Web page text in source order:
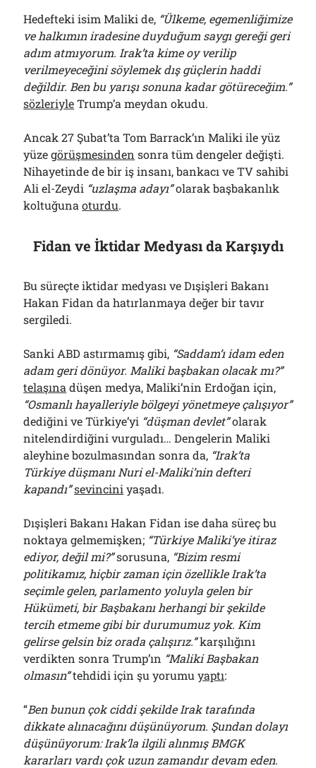
Hedefteki isim Maliki de, “Ülkeme, egemenliğimize
ve halkımın iradesine duyduğum saygı gereği geri
adım atmıyorum. Irak’ta kime oy verilip
verilmeyeceğini söylemek dış güçlerin haddi
değildir. Ben bu yarışı sonuna kadar götüreceğim.”
sözleriyleTrump’a meydan okudu.
Ancak 27 Şubat’ta Tom Barrack’ın Maliki ile yüz
yüzegörüşmesinden sonra tüm dengeler değişti.
Nihayetinde de bir iş insanı, bankacı ve TV sahibi
Ali el-Zeydi “uzlaşma adayı”olarak başbakanlık
koltuğunaoturdu.
Fidan ve İktidar Medyası da Karşıydı
Bu süreçte iktidar medyası ve Dışişleri Bakanı
Hakan Fidan da hatırlanmaya değer bir tavır
sergiledi.
Sanki ABD astırmamış gibi, “Saddam’ı idam eden
adam geri dönüyor. Maliki başbakan olacak mı?”
telaşına düşen medya, Maliki’nin Erdoğan için,
“Osmanlı hayalleriyle bölgeyi yönetmeye çalışıyor”
dediğini ve Türkiye’yi “düşman devlet”olarak
nitelendirdiğini vurguladı… Dengelerin Maliki
aleyhine bozulmasından sonra da, “Irak’ta
Türkiye düşmanı Nuri el-Maliki’nin defteri
kapandı”sevincini yaşadı.
Dışişleri Bakanı Hakan Fidan ise daha süreç bu
noktaya gelmemişken; “Türkiye Maliki’ye itiraz
ediyor, değil mi?”sorusuna, “Bizim resmi
politikamız, hiçbir zaman için özellikle Irak’ta
seçimle gelen, parlamento yoluyla gelen bir
Hükümeti, bir Başbakanı herhangi bir şekilde
tercih etmeme gibi bir durumumuz yok. Kim
gelirse gelsin biz orada çalışırız.”karşılığını
verdikten sonra Trump’ın “Maliki Başbakan
olmasın”tehdidi için şu yorumuyaptı:
“Ben bunun çok ciddi şekilde Irak tarafında
dikkate alınacağını düşünüyorum. Şundan dolayı
düşünüyorum: Irak’la ilgili alınmış BMGK
kararları vardı çok uzun zamandır devam eden.